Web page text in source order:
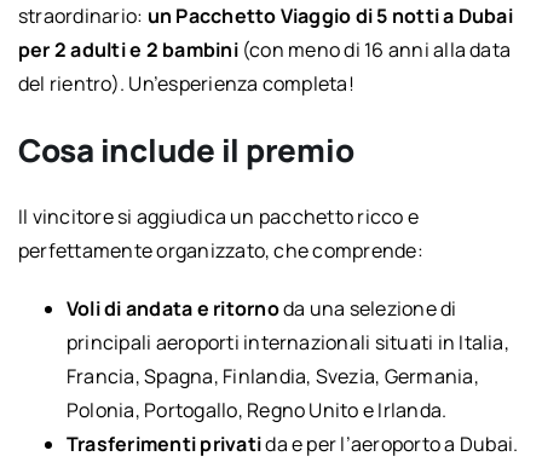
straordinario: un Pacchetto Viaggio di 5 notti a Dubai
per 2 adulti e 2 bambini(con meno di 16 anni alla data
del rientro). Un’esperienza completa!
Cosa include il premio
Il vincitore si aggiudica un pacchetto ricco e
perfettamente organizzato, che comprende:
Voli di andata e ritornoda una selezione di
principali aeroporti internazionali situati in Italia,
Francia, Spagna, Finlandia, Svezia, Germania,
Polonia, Portogallo, Regno Unito e Irlanda.
Trasferimenti privatida e per l’aeroporto a Dubai.